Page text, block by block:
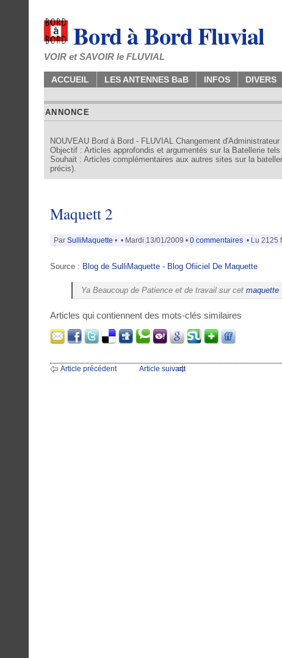
Bord à Bord Fluvial
VOIR et SAVOIR le FLUVIAL
ACCUEIL LES ANTENNES BaB INFOS DIVERS
ANNONCE
NOUVEAU Bord à Bord - FLUVIAL Changement d'Administrateur
Objectif : Articles approfondis et argumentés sur la Batellerie
Souhait : Articles complémentaires aux autres sites sur la
précis).
Maquett 2
Par SulliMaquette • • Mardi 13/01/2009 • 0 commentaires • Lu 2125
Source : Blog de SulliMaquette - Blog Ofiiciel De Maquette
Ya Beaucoup de Patience et de travail sur cet maquette
Articles qui contiennent des mots-clés similaires
Article précédent Article suivant